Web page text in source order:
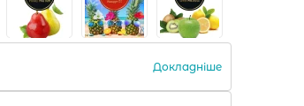
Докладніше